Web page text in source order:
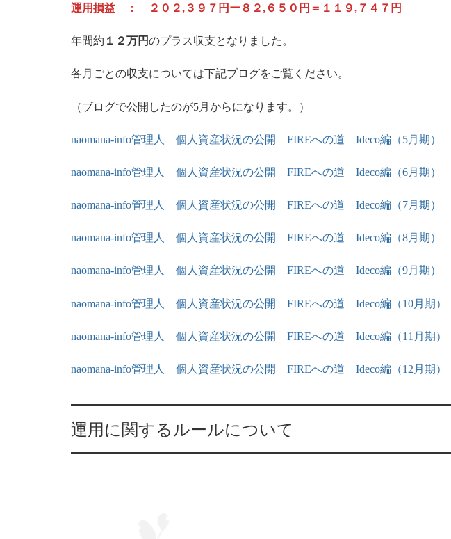
運用損益 ： ２０２,３９７円ー８２,６５０円＝１１９,７４７円
年間約 １２万円のプラス収支となりました。
各月ごとの収支については下記ブログをご覧ください。
（ブログで公開したのが5月からになります。）
naomana-info管理人 個人資産状況の公開 FIREへの道 Ideco編（5月期）
naomana-info管理人 個人資産状況の公開 FIREへの道 Ideco編（6月期）
naomana-info管理人 個人資産状況の公開 FIREへの道 Ideco編（7月期）
naomana-info管理人 個人資産状況の公開 FIREへの道 Ideco編（8月期）
naomana-info管理人 個人資産状況の公開 FIREへの道 Ideco編（9月期）
naomana-info管理人 個人資産状況の公開 FIREへの道 Ideco編（10月期）
naomana-info管理人 個人資産状況の公開 FIREへの道 Ideco編（11月期）
naomana-info管理人 個人資産状況の公開 FIREへの道 Ideco編（12月期）
運用に関するルールについて